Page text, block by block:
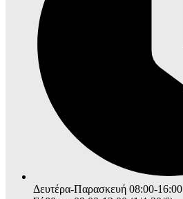
Δευτέρα-Παρασκευή 08:00-16:00